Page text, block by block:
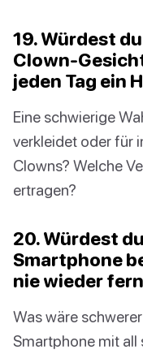
19. Würdest
Clown-
jeden Tag ein
Eine schwierige
verkleidet oder für
Clowns? Welche
ertragen?
20. Würdest
Smartphone
nie wieder
Was wäre
Smartphone mit all